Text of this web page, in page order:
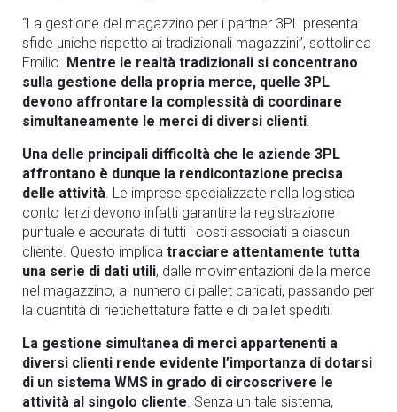
“La gestione del magazzino per i partner 3PL presenta
sfide uniche rispetto ai tradizionali magazzini”, sottolinea
Emilio. Mentre le realtà tradizionali si concentrano
sulla gestione della propria merce, quelle 3PL
devono affrontare la complessità di coordinare
simultaneamente le merci di diversi clienti.
Una delle principali difficoltà che le aziende 3PL
affrontano è dunque la rendicontazione precisa
delle attività. Le imprese specializzate nella logistica
conto terzi devono infatti garantire la registrazione
puntuale e accurata di tutti i costi associati a ciascun
cliente. Questo implica tracciare attentamente tutta
una serie di dati utili, dalle movimentazioni della merce
nel magazzino, al numero di pallet caricati, passando per
la quantità di rietichettature fatte e di pallet spediti.
La gestione simultanea di merci appartenenti a
diversi clienti rende evidente l’importanza di dotarsi
di un sistema WMS in grado di circoscrivere le
attività al singolo cliente. Senza un tale sistema,